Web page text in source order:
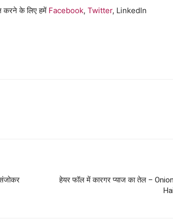
करने के लिए हमें Facebook, Twitter, LinkedIn
हेयर फॉल में कारगर प्याज का तेल –